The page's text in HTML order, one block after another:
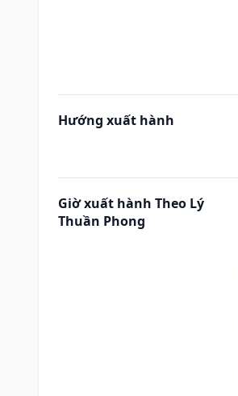
Hướng xuất hành
Giờ xuất hành Theo Lý
Thuần Phong